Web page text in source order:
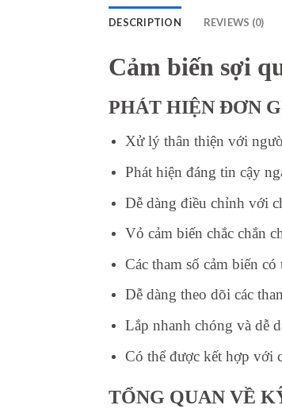
DESCRIPTION REVIEWS (0)
Cảm biến sợi
PHÁT HIỆN ĐƠN
Xử lý thân thiện với
Phát hiện đáng tin cậy
Dễ dàng điều chỉnh với
Vỏ cảm biến chắc chắn
Các tham số cảm biến
Dễ dàng theo dõi các
Lắp nhanh chóng và dễ
Có thể được kết hợp với
TỔNG QUAN VỀ